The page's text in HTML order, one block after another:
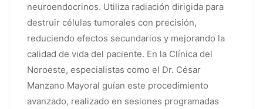
neuroendocrinos. Utiliza radiación dirigida para
destruir células tumorales con precisión,
reduciendo efectos secundarios y mejorando la
calidad de vida del paciente. En la Clínica del
Noroeste, especialistas como el Dr. César
Manzano Mayoral guían este procedimiento
avanzado, realizado en sesiones programadas